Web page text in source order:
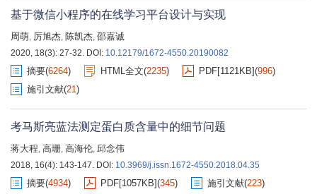
基于微信小程序的在线学习平台设计与实现
周萌, 厉旭杰, 陈凯杰, 邵嘉诚
2020, 18(3): 27-32. DOI: 10.12179/1672-4550.20190082
摘要(6264) HTML全文(2235) PDF[1121KB](996)
施引文献(21)
考马斯亮蓝法测定蛋白质含量中的细节问题
蒋大程, 高珊, 高海伦, 邱念伟
2018, 16(4): 143-147. DOI: 10.3969/j.issn.1672-4550.2018.04.35
摘要(4934) PDF[1057KB](345) 施引文献(223)